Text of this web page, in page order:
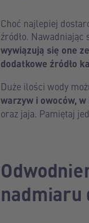
Choć najlepiej
źródło.
wywiązują się one
dodatkowe źródło
Duże ilości wody
warzyw i owoców,
oraz jaja. Pamiętaj
nadmiaru